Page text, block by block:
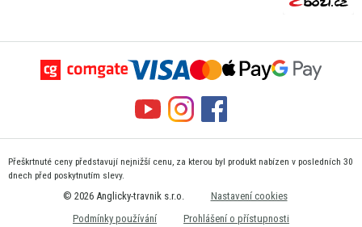
Přeškrtnuté ceny představují nejnižší cenu, za kterou byl produkt nabízen v posledních 30
dnech před poskytnutím slevy.
© 2026 Anglicky-travnik s.r.o.
Nastavení cookies
Podmínky používání
Prohlášení o přístupnosti